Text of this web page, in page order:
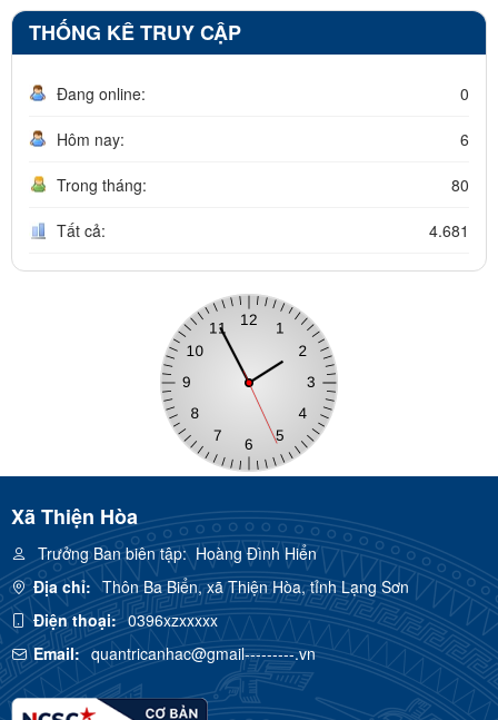
THỐNG KÊ TRUY CẬP
Đang online: 0
Hôm nay: 6
Trong tháng: 80
Tất cả: 4.681
Xã Thiện Hòa
Trưởng Ban biên tập:Hoàng Đình Hiển
Địa chỉ: Thôn Ba Biển, xã Thiện Hòa, tỉnh Lạng Sơn
Điện thoại: 0396xzxxxxx
Email: quantricanhac@gmail---------.vn